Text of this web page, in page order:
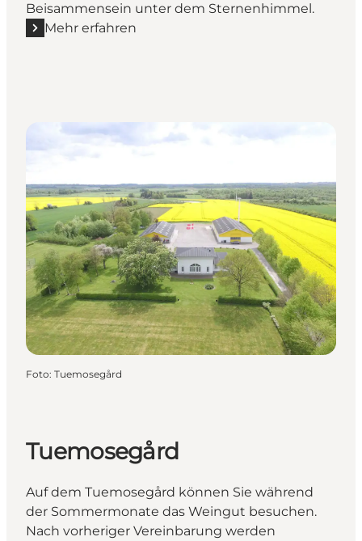
Beisammensein unter dem Sternenhimmel.
Mehr erfahren
Mehr erfahren "Camping auf Südseeland & Møn"
Foto: Tuemosegård
Tuemosegård
Auf dem Tuemosegård können Sie während
der Sommermonate das Weingut besuchen.
Nach vorheriger Vereinbarung werden